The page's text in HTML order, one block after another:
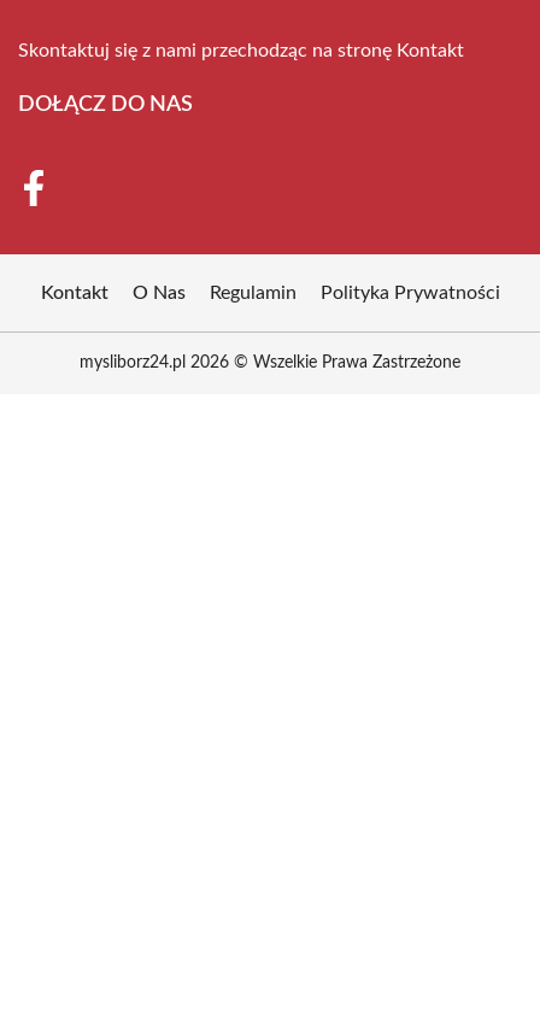
Skontaktuj się z nami przechodząc na stronę Kontakt
DOŁĄCZ DO NAS
Kontakt O Nas Regulamin Polityka Prywatności
mysliborz24.pl 2026 © Wszelkie Prawa Zastrzeżone